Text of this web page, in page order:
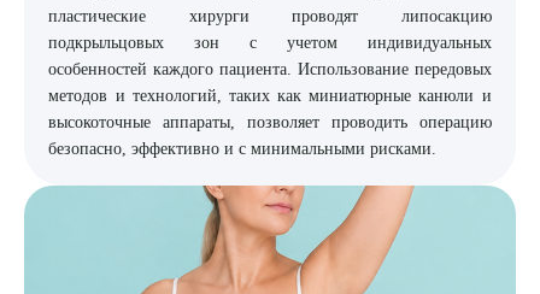
пластические хирурги проводят липосакцию
подкрыльцовых зон с учетом индивидуальных
особенностей каждого пациента. Использование передовых
методов и технологий, таких как миниатюрные канюли и
высокоточные аппараты, позволяет проводить операцию
безопасно, эффективно и с минимальными рисками.